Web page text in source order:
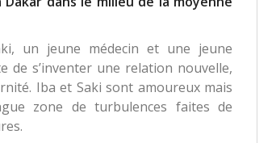
un jeune médecin et une jeune
de s’inventer une relation nouvelle,
Iba et Saki sont amoureux mais
zone de turbulences faites de